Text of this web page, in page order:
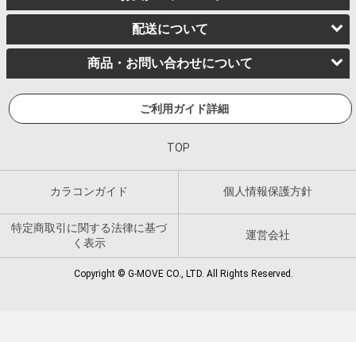
配送について
商品・お問い合わせについて
ご利用ガイド詳細
TOP
カラコンガイド 個人情報保護方針
特定商取引に関する法律に基づ
く表示
運営会社
Copyright © G-MOVE CO., LTD. All Rights Reserved.